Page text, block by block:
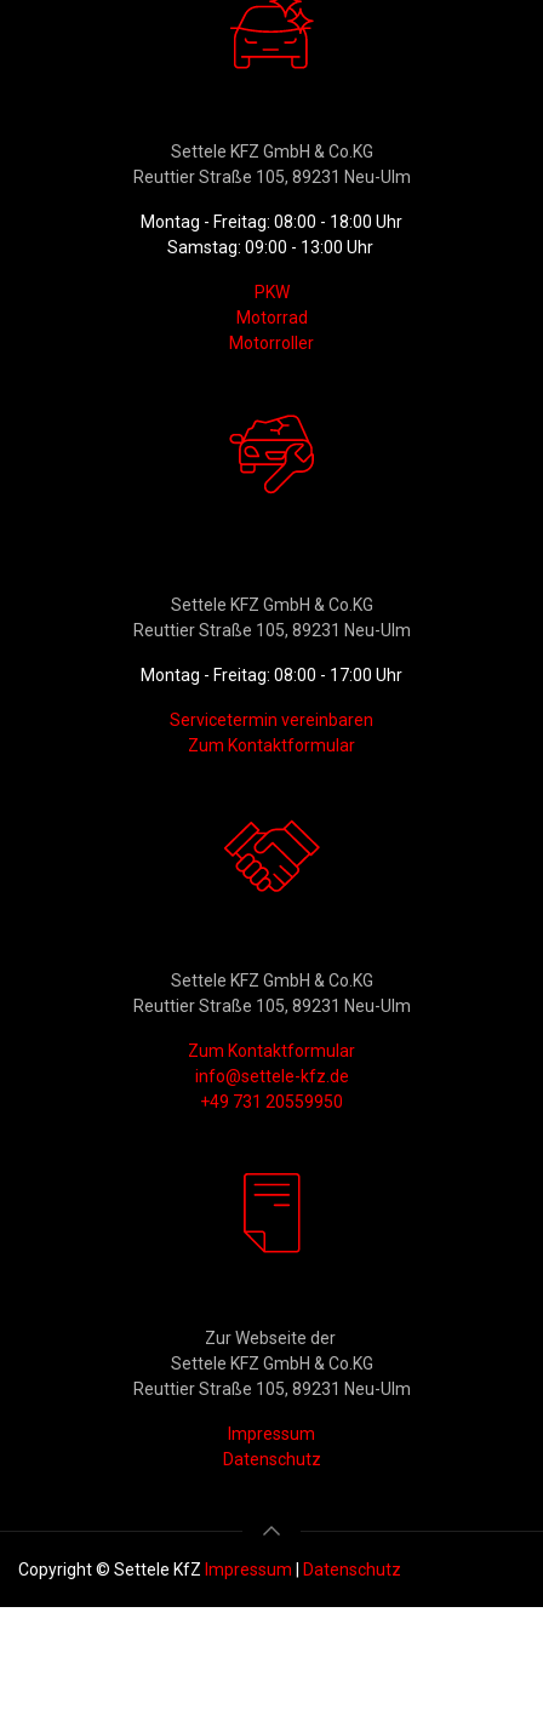
Settele KFZ GmbH & Co.KG
Reuttier Straße 105, 89231 Neu-Ulm
Montag - Freitag: 08:00 - 18:00 Uhr
Samstag: 09:00 - 13:00 Uhr
PKW
Motorrad
Motorroller
Settele KFZ GmbH & Co.KG
Reuttier Straße 105, 89231 Neu-Ulm
Montag - Freitag: 08:00 - 17:00 Uhr
Servicetermin vereinbaren
Zum Kontaktformular
Settele KFZ GmbH & Co.KG
Reuttier Straße 105, 89231 Neu-Ulm
Zum Kontaktformular
info@settele-kfz.de
+49 731 20559950
Zur Webseite der
Settele KFZ GmbH & Co.KG
Reuttier Straße 105, 89231 Neu-Ulm
Impressum
Datenschutz
Copyright © Settele KfZ Impressum Datenschutz